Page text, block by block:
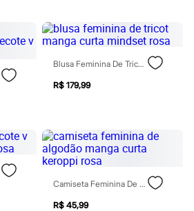
Blusa Feminina De Tricot Manga Curta Mindset Rosa
R$ 179,99
Camiseta Feminina De Algodão Manga Curta Keroppi Rosa
R$ 45,99